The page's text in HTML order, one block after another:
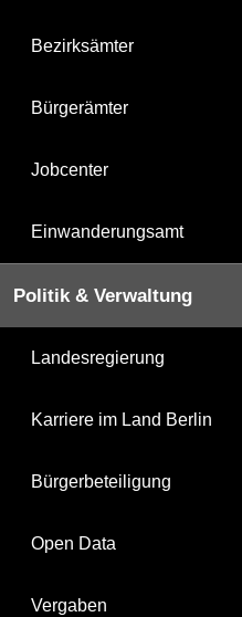
Bezirksämter
Bürgerämter
Jobcenter
Einwanderungsamt
Politik & Verwaltung
Landesregierung
Karriere im Land Berlin
Bürgerbeteiligung
Open Data
Vergaben